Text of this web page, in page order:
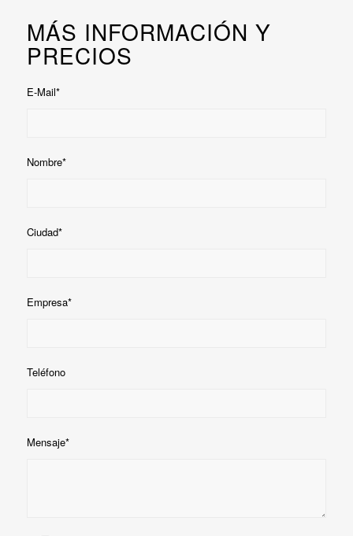
MÁS INFORMACIÓN Y
PRECIOS
E-Mail*
Nombre*
Ciudad*
Empresa*
Teléfono
Mensaje*